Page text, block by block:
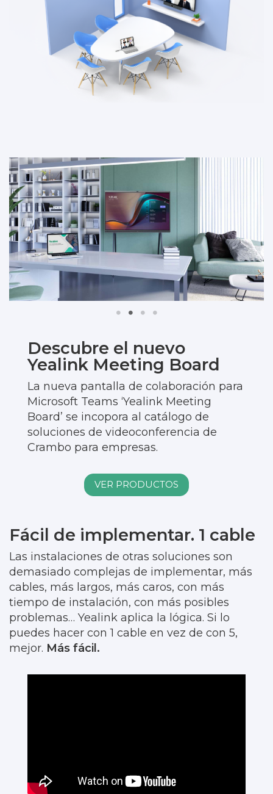
Descubre el nuevo
Yealink Meeting Board
La nueva pantalla de colaboración para
Microsoft Teams ‘Yealink Meeting
Board’ se incopora al catálogo de
soluciones de videoconferencia de
Crambo para empresas.
VER PRODUCTOS
Fácil de implementar. 1 cable
Las instalaciones de otras soluciones son
demasiado complejas de implementar, más
cables, más largos, más caros, con más
tiempo de instalación, con más posibles
problemas… Yealink aplica la lógica. Si lo
puedes hacer con 1 cable en vez de con 5,
mejor. Más fácil.